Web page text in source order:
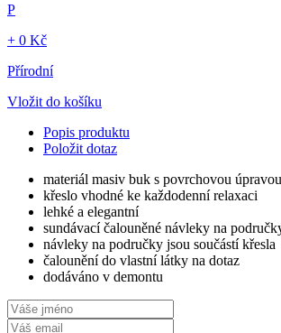
P
+ 0 Kč
Přírodní
Vložit do košíku
Popis produktu
Položit dotaz
materiál masiv buk s povrchovou úpravou
křeslo vhodné ke každodenní relaxaci
lehké a elegantní
sundávací čalouněné návleky na
návleky na područky jsou součástí křesla
čalounění do vlastní látky na dotaz
dodáváno v demontu